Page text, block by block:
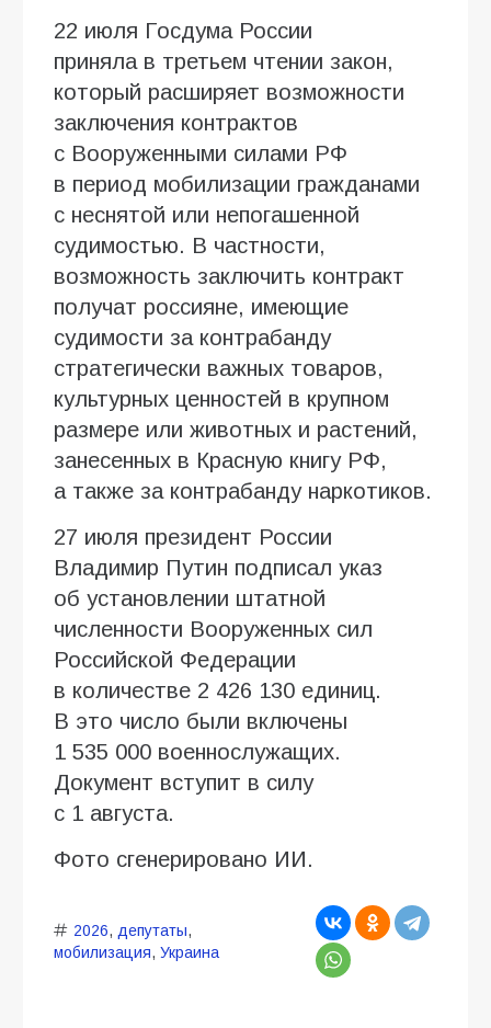
22 июля Госдума России
приняла в третьем чтении закон,
который расширяет возможности
заключения контрактов
с Вооруженными силами РФ
в период мобилизации гражданами
с неснятой или непогашенной
судимостью. В частности,
возможность заключить контракт
получат россияне, имеющие
судимости за контрабанду
стратегически важных товаров,
культурных ценностей в крупном
размере или животных и растений,
занесенных в Красную книгу РФ,
а также за контрабанду наркотиков.
27 июля президент России
Владимир Путин подписал указ
об установлении штатной
численности Вооруженных сил
Российской Федерации
в количестве 2 426 130 единиц.
В это число были включены
1 535 000 военнослужащих.
Документ вступит в силу
с 1 августа.
Фото сгенерировано ИИ.
2026, депутаты,
мобилизация, Украина